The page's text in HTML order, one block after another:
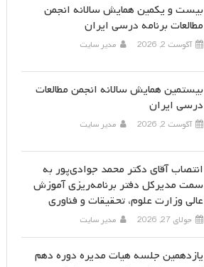
بیست و یکمین همایش سالانه انجمن
مطالعات برنامه درسی ایران
آگوست 2, 2026 مدیر سایت
بیستمین همایش سالانه انجمن مطالعات
درسی ایران
آگوست 2, 2026 مدیر سایت
انتصاب آقای دکتر محمد جوادی‌پور به
سمت مدیرکل دفتر برنامه‌ریزی آموزش
عالی وزارت علوم، تحقیقات و فناوری
جولای 27, 2026 مدیر سایت
یازدهمین جلسه هیات مدیره دوره دهم